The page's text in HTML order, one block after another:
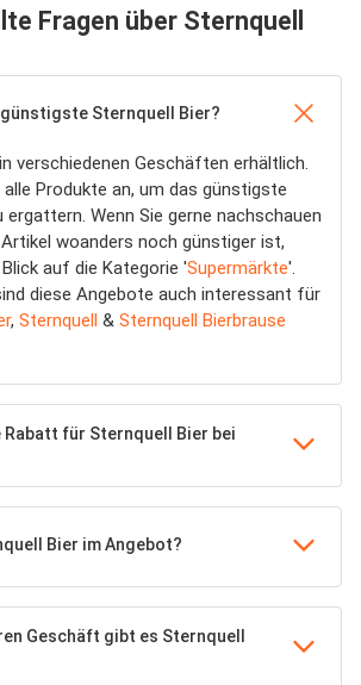
Fragen über Sternquell
Sternquell Bier?
verschiedenen Geschäften erhältlich.
alle Produkte an, um das günstigste
ergattern. Wenn Sie gerne nachschauen
woanders noch günstiger ist,
auf die Kategorie 'Supermärkte'.
diese Angebote auch interessant für
, Sternquell & Sternquell Bierbrause
Rabatt für Sternquell Bier bei
Bier im Angebot?
Geschäft gibt es Sternquell